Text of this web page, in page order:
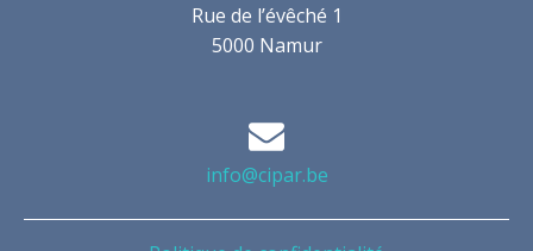
Rue de l’évêché 1
5000 Namur
info@cipar.be